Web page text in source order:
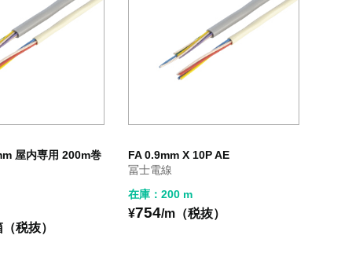
屋内専用 200m巻
税抜）
FA 0.9mm X 10P AE
冨士電線
在庫：200 m
¥754/m（税抜）